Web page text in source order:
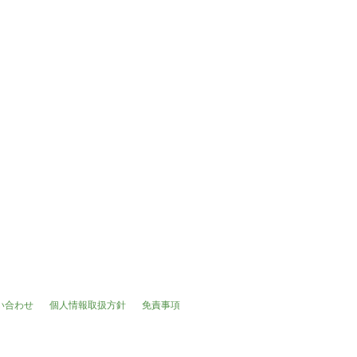
合わせ 個人情報取扱方針 免責事項